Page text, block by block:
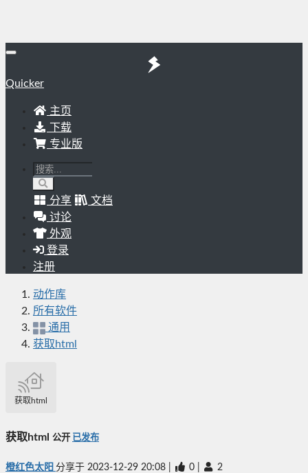
Quicker
主页
下载
专业版
分享
文档
讨论
外观
登录
注册
动作库
所有软件
通用
获取html
获取html
获取html 公开 已发布
橙红色太阳 分享于 2023-12-29 20:08 0 2